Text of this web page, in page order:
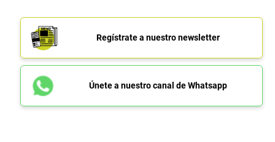
Regístrate a nuestro newsletter
Únete a nuestro canal de Whatsapp